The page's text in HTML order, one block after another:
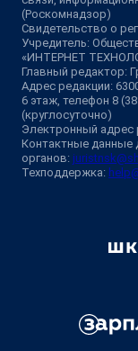
(Роскомнадзор)
Свидетельство о
Учредитель:
«ИНТЕРНЕТ
Главный редактор:
Адрес редакции:
6 этаж, телефон 8
(круглосуточно)
Электронный адрес
Контактные данные
органов:
Техподдержка: